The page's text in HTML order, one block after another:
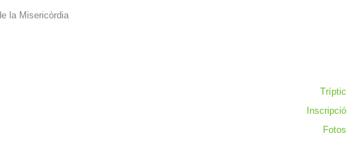
la Misericòrdia
Tríptic
Inscripció
Fotos